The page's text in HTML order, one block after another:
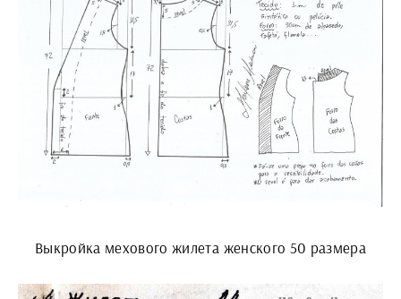
Выкройка мехового жилета женского 50 размера